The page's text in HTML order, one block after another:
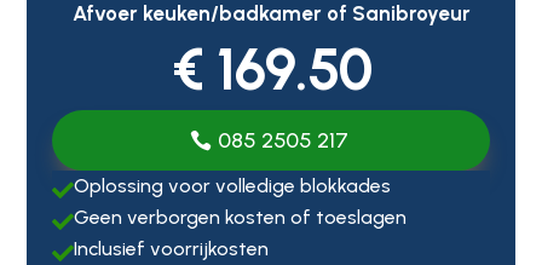
Afvoer keuken/badkamer of Sanibroyeur
€ 169.50
085 2505 217
Oplossing voor volledige blokkades
Geen verborgen kosten of toeslagen
Inclusief voorrijkosten